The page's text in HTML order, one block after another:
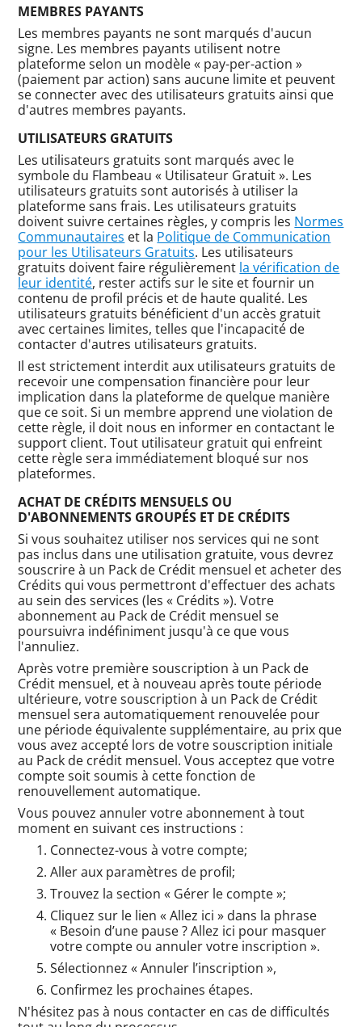
MEMBRES PAYANTS
Les membres payants ne sont marqués d'aucun
signe. Les membres payants utilisent notre
plateforme selon un modèle « pay-per-action »
(paiement par action) sans aucune limite et peuvent
se connecter avec des utilisateurs gratuits ainsi que
d'autres membres payants.
UTILISATEURS GRATUITS
Les utilisateurs gratuits sont marqués avec le
symbole du Flambeau « Utilisateur Gratuit ». Les
utilisateurs gratuits sont autorisés à utiliser la
plateforme sans frais. Les utilisateurs gratuits
doivent suivre certaines règles, y compris les Normes
Communautaires et la Politique de Communication
pour les Utilisateurs Gratuits. Les utilisateurs
gratuits doivent faire régulièrement la vérification de
leur identité, rester actifs sur le site et fournir un
contenu de profil précis et de haute qualité. Les
utilisateurs gratuits bénéficient d'un accès gratuit
avec certaines limites, telles que l'incapacité de
contacter d'autres utilisateurs gratuits.
Il est strictement interdit aux utilisateurs gratuits de
recevoir une compensation financière pour leur
implication dans la plateforme de quelque manière
que ce soit. Si un membre apprend une violation de
cette règle, il doit nous en informer en contactant le
support client. Tout utilisateur gratuit qui enfreint
cette règle sera immédiatement bloqué sur nos
plateformes.
ACHAT DE CRÉDITS MENSUELS OU
D'ABONNEMENTS GROUPÉS ET DE CRÉDITS
Si vous souhaitez utiliser nos services qui ne sont
pas inclus dans une utilisation gratuite, vous devrez
souscrire à un Pack de Crédit mensuel et acheter des
Crédits qui vous permettront d'effectuer des achats
au sein des services (les « Crédits »). Votre
abonnement au Pack de Crédit mensuel se
poursuivra indéfiniment jusqu'à ce que vous
l'annuliez.
Après votre première souscription à un Pack de
Crédit mensuel, et à nouveau après toute période
ultérieure, votre souscription à un Pack de Crédit
mensuel sera automatiquement renouvelée pour
une période équivalente supplémentaire, au prix que
vous avez accepté lors de votre souscription initiale
au Pack de crédit mensuel. Vous acceptez que votre
compte soit soumis à cette fonction de
renouvellement automatique.
Vous pouvez annuler votre abonnement à tout
moment en suivant ces instructions :
Connectez-vous à votre compte;
Aller aux paramètres de profil;
Trouvez la section « Gérer le compte »;
Cliquez sur le lien « Allez ici » dans la phrase
« Besoin d’une pause ? Allez ici pour masquer
votre compte ou annuler votre inscription ».
Sélectionnez « Annuler l’inscription »,
Confirmez les prochaines étapes.
N'hésitez pas à nous contacter en cas de difficultés